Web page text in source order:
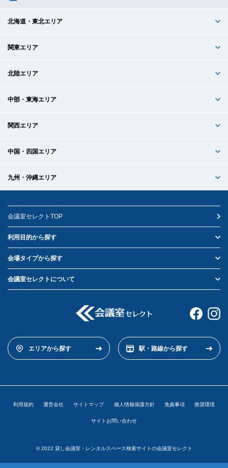
北海道・東北エリア
関東エリア
北陸エリア
中部・東海エリア
関西エリア
中国・四国エリア
九州・沖縄エリア
会議室セレクトTOP
利用目的から探す
会場タイプから探す
会議室セレクトについて
エリアから探す 駅・路線から探す
利用規約 運営会社 サイトマップ 個人情報保護方針 免責事項 推奨環境
サイトお問い合わせ
© 2022 貸し会議室・レンタルスペース検索サイトの会議室セレクト